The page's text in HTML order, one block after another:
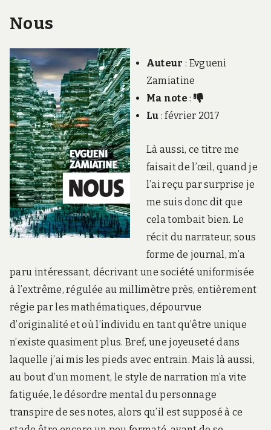
Nous
Auteur : Evgueni
Zamiatine
Ma note :
Lu : février 2017
Là aussi, ce titre me
faisait de l’œil, quand je
l’ai reçu par surprise je
me suis donc dit que
cela tombait bien. Le
récit du narrateur, sous
forme de journal, m’a
paru intéressant, décrivant une société uniformisée
à l’extrême, régulée au millimètre près, entièrement
régie par les mathématiques, dépourvue
d’originalité et où l’individu en tant qu’être unique
n’existe quasiment plus. Bref, une joyeuseté dans
laquelle j’ai mis les pieds avec entrain. Mais là aussi,
au bout d’un moment, le style de narration m’a vite
fatiguée, le désordre mental du personnage
transpire de ses notes, alors qu’il est supposé à ce